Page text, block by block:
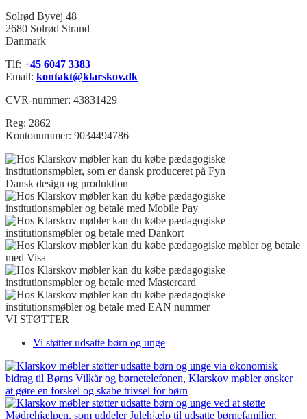
Solrød Byvej 48
2680 Solrød Strand
Danmark
Tlf: +45 6047 3383
Email: kontakt@klarskov.dk
CVR-nummer: 43831429
Reg: 2862
Kontonummer: 9034494786
Dansk design og produktion
VI STØTTER
Vi støtter udsatte børn og unge